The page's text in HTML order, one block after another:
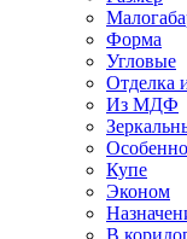
Форма
Угловые
Отделка
Из МДФ
Купе
Эконом
В